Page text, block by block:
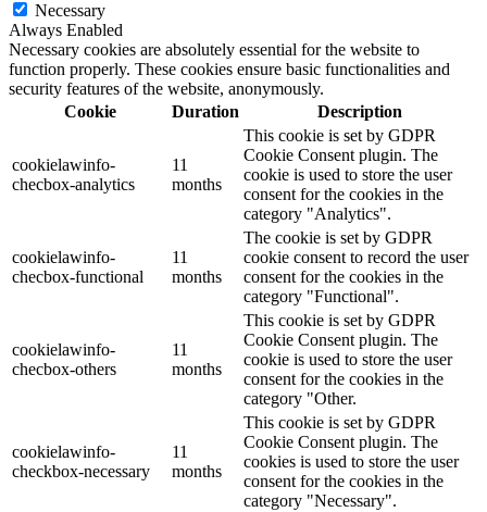
Necessary
Always Enabled
Necessary cookies are absolutely essential for the website to
function properly. These cookies ensure basic functionalities and
security features of the website, anonymously.
Cookie
Duration Description
cookielawinfo-
checbox-analytics
11
months
This cookie is set by GDPR
Cookie Consent plugin. The
cookie is used to store the user
consent for the cookies in the
category "Analytics".
cookielawinfo-
checbox-functional
11
months
The cookie is set by GDPR
cookie consent to record the user
consent for the cookies in the
category "Functional".
cookielawinfo-
checbox-others
11
months
This cookie is set by GDPR
Cookie Consent plugin. The
cookie is used to store the user
consent for the cookies in the
category "Other.
cookielawinfo-
checkbox-necessary
11
months
This cookie is set by GDPR
Cookie Consent plugin. The
cookies is used to store the user
consent for the cookies in the
category "Necessary".